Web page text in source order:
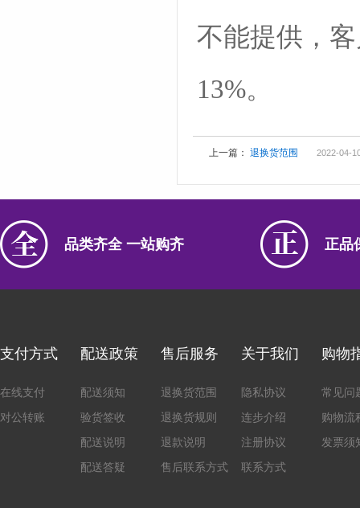
不能提供，
13%。
上一篇： 退换货范围 2022-04-
品类齐全 一站购齐 正品
支付方式
在线支付
对公转账
配送政策
配送须知
验货签收
配送说明
配送答疑
售后服务
退换货范围
退换货规则
退款说明
售后联系方式
关于我们
隐私协议
连步介绍
注册协议
联系方式
购物
常见问
购物流
发票须